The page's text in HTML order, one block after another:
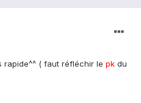
rapide^^ ( faut réfléchir le pk du